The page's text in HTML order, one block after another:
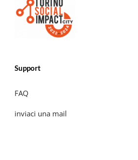
Support
FAQ
inviaci una mail